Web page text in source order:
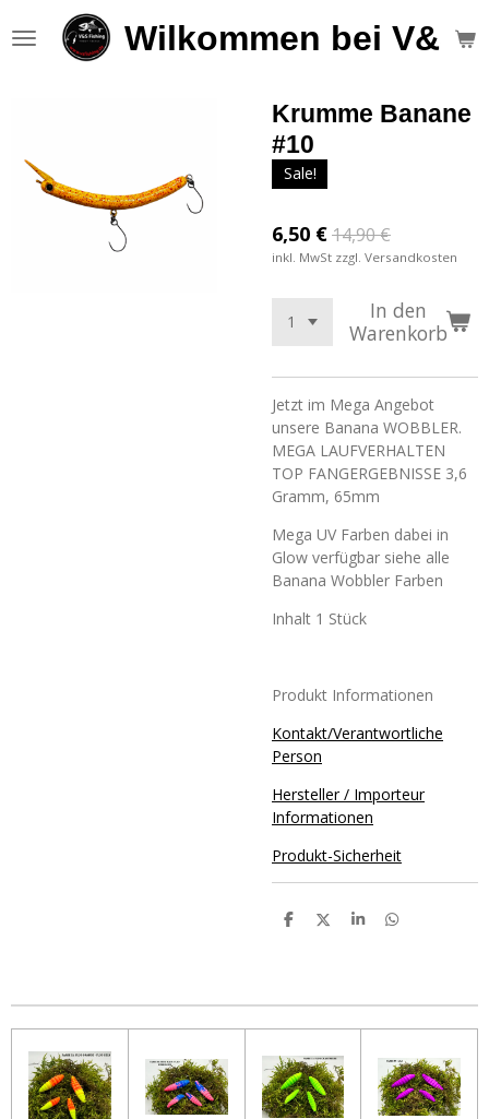
Hauptinhalt
Wilkommen bei V&S
Krumme Banane
#10
Sale!
6,50 €14,90 €
inkl. MwSt zzgl. Versandkosten
In den
Warenkorb
Jetzt im Mega Angebot
unsere Banana WOBBLER.
MEGA LAUFVERHALTEN
TOP FANGERGEBNISSE 3,6
Gramm, 65mm
Mega UV Farben dabei in
Glow verfügbar siehe alle
Banana Wobbler Farben
Inhalt 1 Stück
Produkt Informationen
Kontakt/Verantwortliche
Person
Hersteller / Importeur
Informationen
Produkt-Sicherheit
T
n
T
n
T
n
T
n